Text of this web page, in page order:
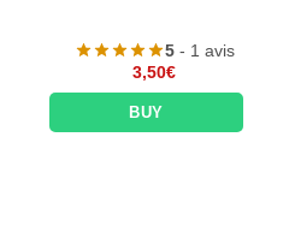
5- 1 avis
3,50€
BUY